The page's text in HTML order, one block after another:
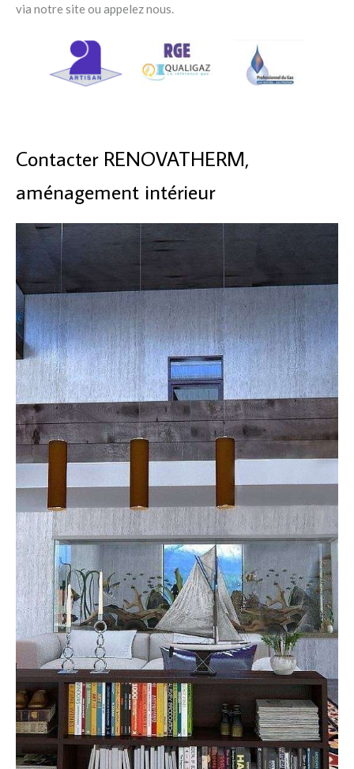
via notre site ou appelez nous.
Contacter RENOVATHERM,
aménagement intérieur